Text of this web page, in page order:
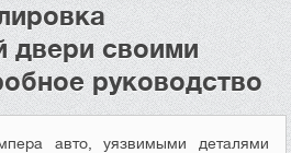
двери своими
руководство
авто, уязвимыми деталями